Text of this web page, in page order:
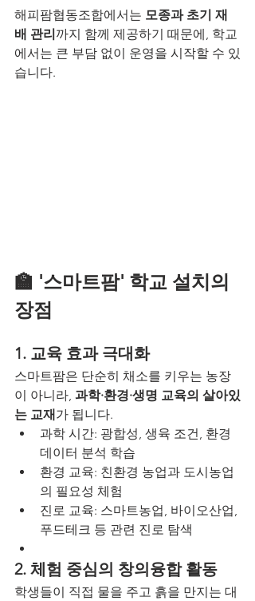
해피팜협동조합에서는 모종과 초기 재
배 관리 까지 함께 제공하기 때문에, 학교
에서는 큰 부담 없이 운영을 시작할 수 있
습니다.
🏫 '스마트팜' 학교 설치의
장점
1. 교육 효과 극대화
스마트팜은 단순히 채소를 키우는 농장
이 아니라, 과학·환경·생명 교육의 살아있
는 교재 가 됩니다.
과학 시간: 광합성, 생육 조건, 환경
데이터 분석 학습
환경 교육: 친환경 농업과 도시농업
의 필요성 체험
진로 교육: 스마트농업, 바이오산업,
푸드테크 등 관련 진로 탐색
2. 체험 중심의 창의융합 활동
학생들이 직접 물을 주고 흙을 만지는 대